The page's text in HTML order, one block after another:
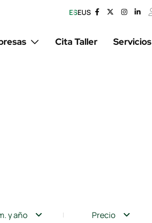
ESEUS
Cita Taller Servicios
y año Precio